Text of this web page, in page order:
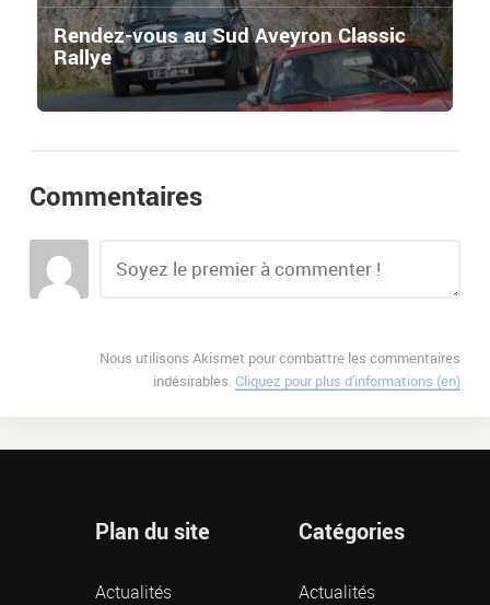
Rendez-vous au Sud Aveyron Classic
Rallye
Commentaires
Nous utilisons Akismet pour combattre les commentaires
indésirables.Cliquez pour plus d'informations (en)
Plan du site
Actualités
Catégories
Actualités